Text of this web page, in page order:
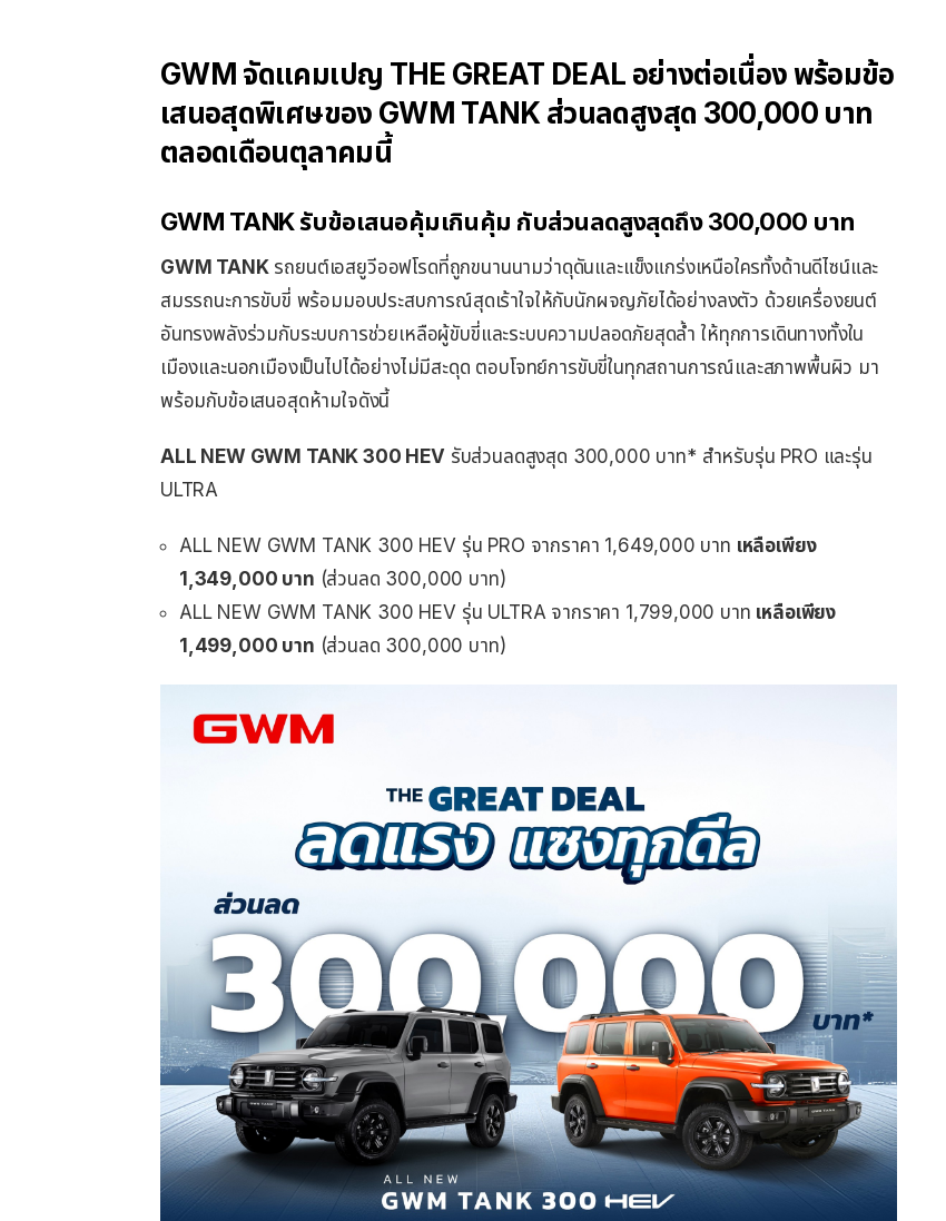
GWM จัดแคมเปญ THE GREAT DEAL อย่างต่อเนื่อง พร้อมข้อ
เสนอสุดพิเศษของ GWM TANK ส่วนลดสูงสุด 300,000 บาท
ตลอดเดือนตุลาคมนี้
GWM TANKรับข้อเสนอคุ้มเกินคุ้ม กับส่วนลดสูงสุดถึง300,000 บาท
GWM TANKรถยนต์เอสยูวีออฟโรดที่ถูกขนานนามว่าดุดันและแข็งแกร่งเหนือใครทั้งด้านดีไซน์และ
สมรรถนะการขับขี่ พร้อมมอบประสบการณ์สุดเร้าใจให้กับนักผจญภัยได้อย่างลงตัว ด้วยเครื่องยนต์
อันทรงพลังร่วมกับระบบการช่วยเหลือผู้ขับขี่และระบบความปลอดภัยสุดล้ำ ให้ทุกการเดินทางทั้งใน
เมืองและนอกเมืองเป็นไปได้อย่างไม่มีสะดุด ตอบโจทย์การขับขี่ในทุกสถานการณ์และสภาพพื้นผิว มา
พร้อมกับข้อเสนอสุดห้ามใจดังนี้
ALL NEW GWM TANK 300 HEVรับส่วนลดสูงสุด 300,000 บาท* สำหรับรุ่น PRO และรุ่น
ULTRA
ALL NEW GWM TANK 300 HEV รุ่น PRO จากราคา 1,649,000 บาท เหลือเพียง
1,349,000 บาท (ส่วนลด 300,000 บาท)
ALL NEW GWM TANK 300 HEV รุ่น ULTRA จากราคา 1,799,000 บาท เหลือเพียง
1,499,000 บาท (ส่วนลด 300,000 บาท)